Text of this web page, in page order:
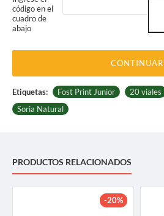
código en el
cuadro de
abajo
CONTINUAR
Etiquetas: Fost Print Junior 20 viales
Soria Natural
PRODUCTOS RELACIONADOS
-20%